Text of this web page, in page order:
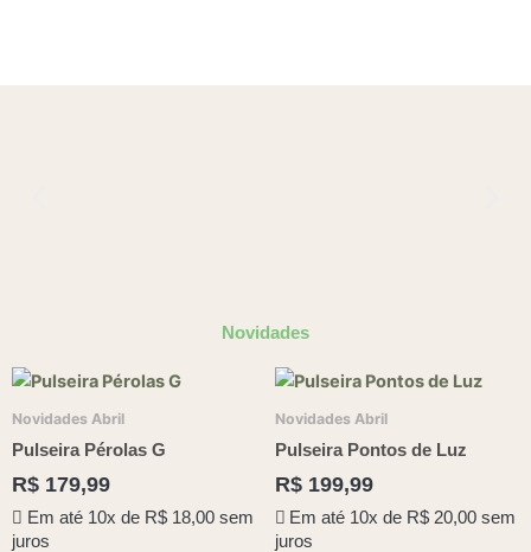
Novidades
Novidades Abril
Pulseira Pérolas G
R$ 179,99
Em até 10x de R$18,00sem
juros
Novidades Abril
Pulseira Pontos de Luz
R$199,99
Em até 10x de R$ 20,00 sem
juros